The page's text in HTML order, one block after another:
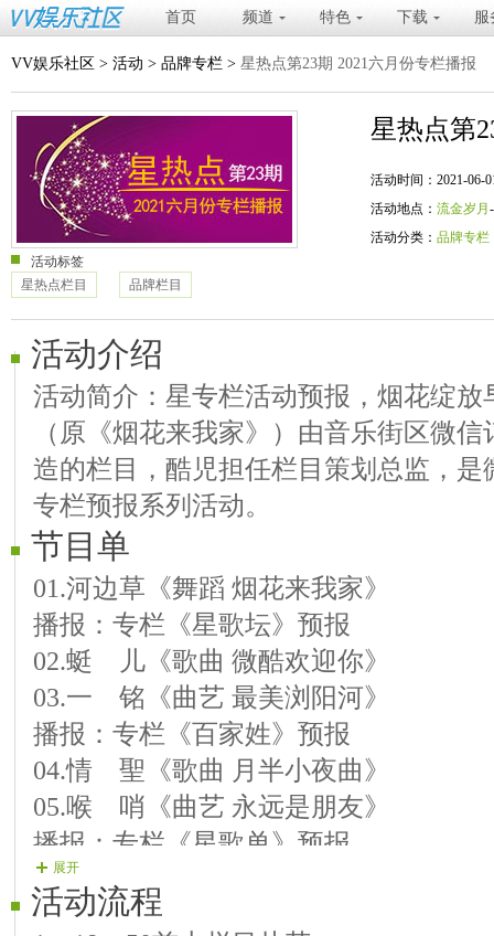
首页 频道 特色 下载 服
VV娱乐社区 > 活动 > 品牌专栏 > 星热点第23期 2021六月份专栏播报
星热点第
活动时间：2021-06-
活动地点： 流金岁月
活动分类： 品牌专栏
活动标签
星热点栏目
品牌栏目
活动介绍
活动简介：星专栏活动预报，烟花绽放
（原《烟花来我家》）由音乐街区微
造的栏目，酷児担任栏目策划总监，
专栏预报系列活动。
节目单
01.河边草《舞蹈 烟花来我家》
播报：专栏《星歌坛》预报
02.蜓 儿《歌曲 微酷欢迎你》
03.一 铭《曲艺 最美浏阳河》
播报：专栏《百家姓》预报
04.情 聖《歌曲 月半小夜曲》
05.喉 哨《曲艺 永远是朋友》
播报：专栏《星歌单》预报
06.军 凝《歌曲 歌声永不落》
07.馨 儿《舞蹈 相逢是首歌》
展开
活动流程